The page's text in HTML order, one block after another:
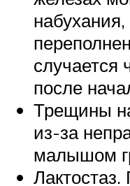
набухания,
случается
после
Трещины
из-за
малышом